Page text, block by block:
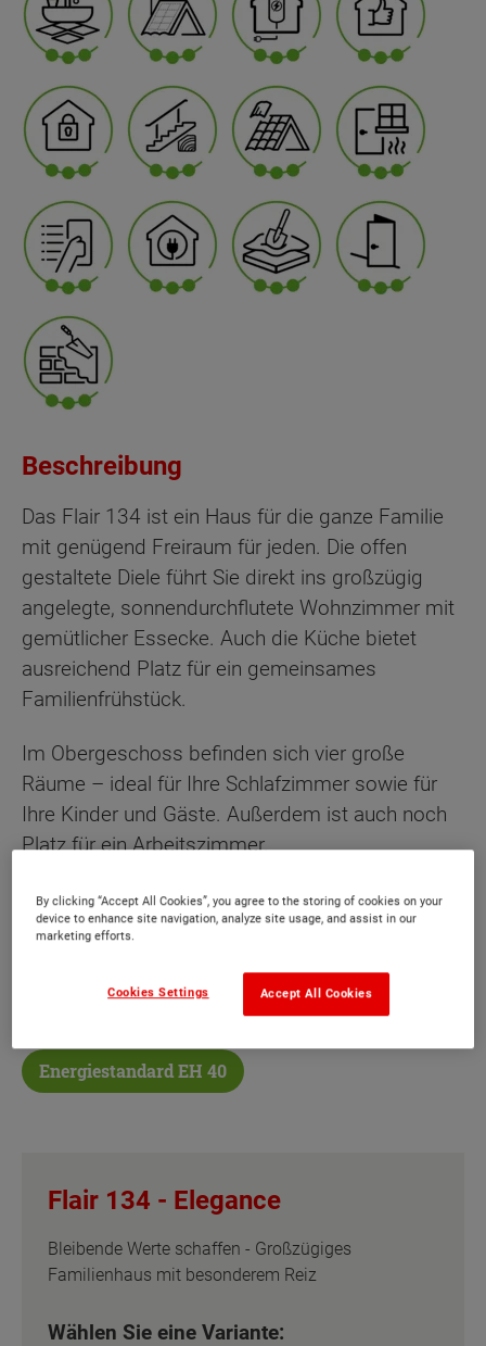
Beschreibung
Das Flair 134 ist ein Haus für die ganze Familie
mit genügend Freiraum für jeden. Die offen
gestaltete Diele führt Sie direkt ins großzügig
angelegte, sonnendurchflutete Wohnzimmer mit
gemütlicher Essecke. Auch die Küche bietet
ausreichend Platz für ein gemeinsames
Familienfrühstück.
Im Obergeschoss befinden sich vier große
Räume – ideal für Ihre Schlafzimmer sowie für
Ihre Kinder und Gäste. Außerdem ist auch noch
Platz für ein Arbeitszimmer.
Das Flair 134 bietet jedem Bewohner seinen
Wohlfühlort, ein großzügiges Familienhaus, mit
Sonderausstattung
Energiestandard EH 40
Flair 134 - Elegance
Bleibende Werte schaffen - Großzügiges
Familienhaus mit besonderem Reiz
Wählen Sie eine Variante:
By clicking “Accept All Cookies”, you agree to the storing of cookies on your
device to enhance site navigation, analyze site usage, and assist in our
marketing efforts.
Accept All Cookies
Cookies Settings